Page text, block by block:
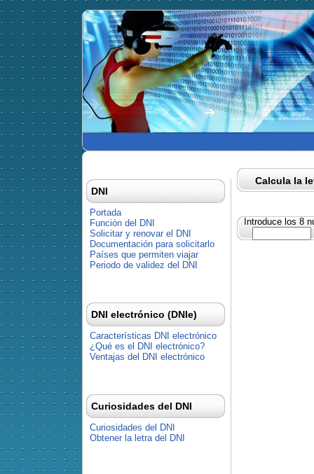
Calcula la
Introduce los 8
DNI
Portada
Función del DNI
Solicitar y renovar el DNI
Documentación para solicitarlo
Países que permiten viajar
Periodo de validez del DNI
DNI electrónico (DNIe)
Características DNI electrónico
¿Qué es el DNI electrónico?
Ventajas del DNI electrónico
Curiosidades del DNI
Curiosidades del DNI
Obtener la letra del DNI